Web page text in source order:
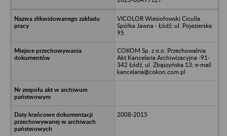
VICOLOR Wiesiołowski Ciculla
Spółka Jawna - Łódź; ul. Pojezierska
95
COKOM Sp. z o.o. Przechowalnia
Akt Kancelaria Archiwizacyjna -91-
342 Łódź, ul. Zbąszyńska 13; e-mail
kancelaria@cokon.com.pl
2008-2015